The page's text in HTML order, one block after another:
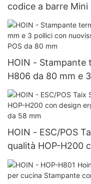
codice a barre
etichette adesive
per etichette
termica per
HOIN - Stampante
H806 da 80 mm e
design, stampante
HOIN - ESC/POS
qualità HOP-H200
Stampante